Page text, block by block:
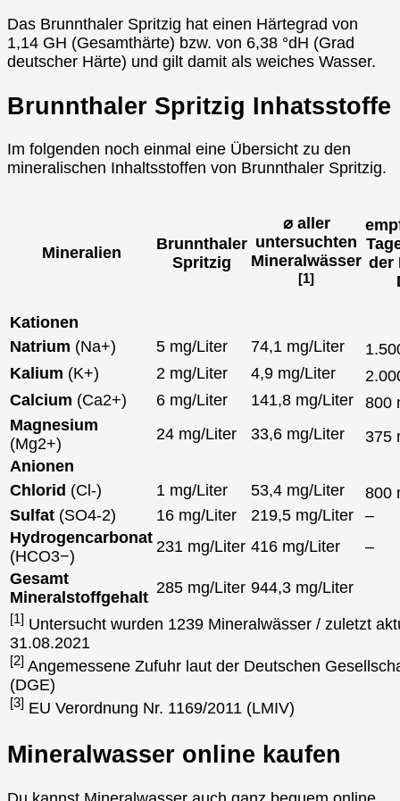
Das Brunnthaler Spritzig hat einen Härtegrad von
1,14 GH (Gesamthärte) bzw. von 6,38 °dH (Grad
deutscher Härte) und gilt damit als weiches Wasser.
Brunnthaler Spritzig Inhatsstoffe
Im folgenden noch einmal eine Übersicht zu den
mineralischen Inhaltsstoffen von Brunnthaler Spritzig.
Mineralien
Brunnthaler
Spritzig
⌀ aller
untersuchten
Mineralwässer
[1]
der
Kationen
Natrium (Na+) 5 mg/Liter 74,1 mg/Liter
Kalium (K+) 2 mg/Liter 4,9 mg/Liter
Calcium (Ca2+) 6 mg/Liter 141,8 mg/Liter
800
Magnesium
(Mg2+)
24 mg/Liter 33,6 mg/Liter
375
Anionen
Chlorid (Cl-) 1 mg/Liter 53,4 mg/Liter
800
Sulfat (SO4-2) 16 mg/Liter 219,5 mg/Liter
–
Hydrogencarbonat
(HCO3−)
231 mg/Liter 416 mg/Liter
–
Gesamt
Mineralstoffgehalt
285 mg/Liter 944,3 mg/Liter
[1] Untersucht wurden 1239 Mineralwässer / zuletzt
31.08.2021
[2] Angemessene Zufuhr laut der Deutschen
(DGE)
[3] EU Verordnung Nr. 1169/2011 (LMIV)
Mineralwasser online kaufen